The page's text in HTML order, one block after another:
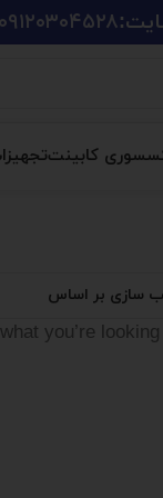
۰۹۱۲۰۳۰۴۵۲۸
کابینت
سازی بر اساس
you’re looking